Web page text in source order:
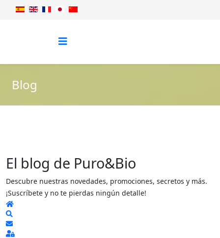
Blog
El blog de Puro&Bio
Descubre nuestras novedades, promociones, secretos y más.
¡Suscríbete y no te pierdas ningún detalle!
Home
Suscribirse a las actualizaciones
Sign In